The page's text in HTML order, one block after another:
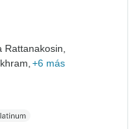
Rattanakosin,
+6 más